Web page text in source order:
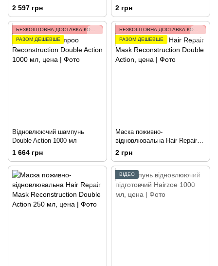
Reconstruction Double Action
2 597 грн 2 грн
РАЗОМ ДЕШЕВШЕ
Відновлюючий шампунь
Double Action 1000 мл
1 664 грн
РАЗОМ ДЕШЕВШЕ
Маска поживно-
відновлювальна Hair Repair
Mask Reconstruction Double
Action 1000 мл
2 грн
ВІДЕО